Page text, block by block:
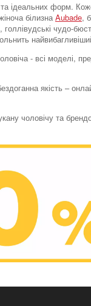
та ідеальних форм.
білизнаAubade,
, голлівудські чудо-
- всі моделі,
якість –
чоловічу та